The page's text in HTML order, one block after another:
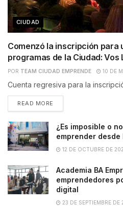
CIUDAD
Comenzó la inscripción para
programas de la Ciudad: Vos
POR TEAM CIUDAD EMPRENDE 10 DE
Cuenta regresiva para la
READ MORE
¿Es imposible o
emprender desde
12 DE OCTUBRE DE
Academia BA
emprendedores
digital
23 DE SEPTIEMBRE DE